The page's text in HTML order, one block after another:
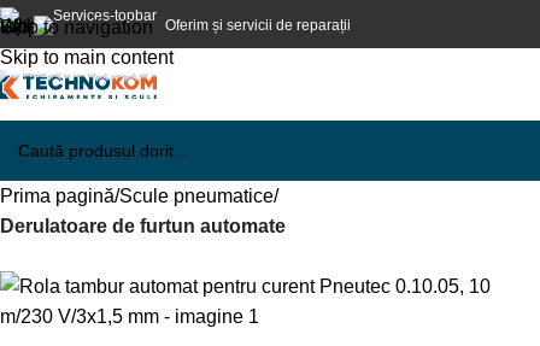
Skip to navigation
Skip to main content
Oferim și servicii de reparații
Prima pagină Scule pneumatice
Derulatoare de furtun automate